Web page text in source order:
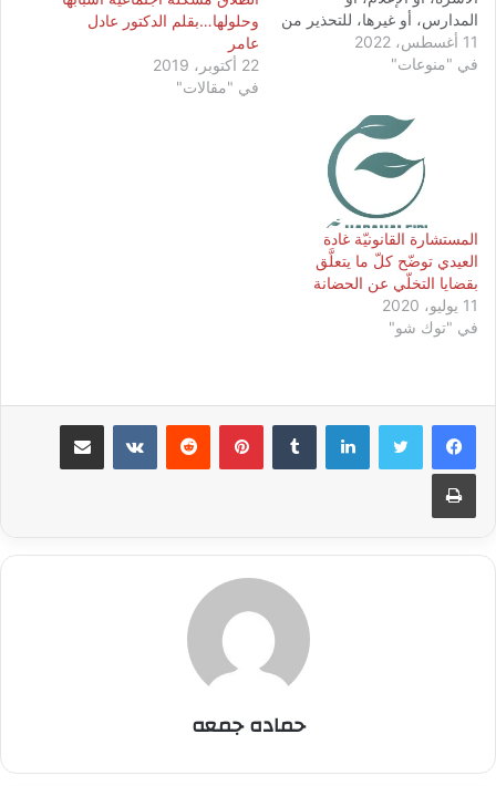
المدارس، أو غيرها، للتحذير من
الخطر الذي ينجم عنه، والذي
يهدد مستقبل الأجيال، حيث إن
الاستهتار به، وعدم معالجته
بشكل فعال. الإدمان عبارة
11 أغسطس، 2022
في "منوعات"
وحلولها…بقلم الدكتور عادل
عامر
22 أكتوبر، 2019
في "مقالات"
المستشارة القانونيّة غادة
العيدي توضّح كلّ ما يتعلَّق
بقضايا التخلّي عن الحضانة
11 يوليو، 2020
في "توك شو"
لينكدإن بينتيريست مشاركة عبر البريد
طباعة
حماده جمعه